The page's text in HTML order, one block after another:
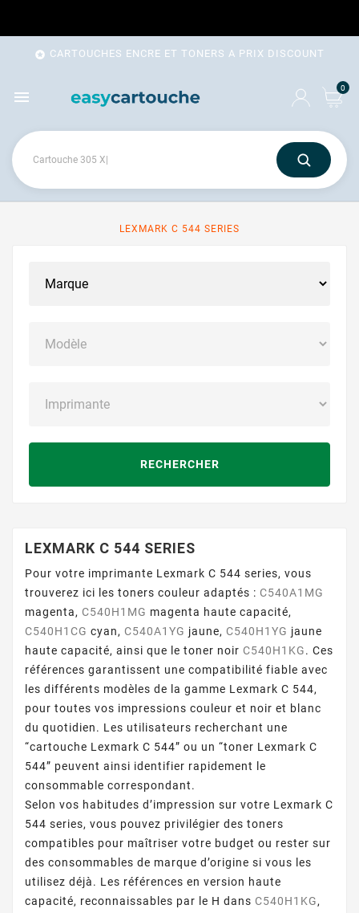
 CARTOUCHES ENCRE ET TONERS A PRIX DISCOUNT
 0
LEXMARK C 544 SERIES
RECHERCHER
LEXMARK C 544 SERIES
Pour votre imprimante Lexmark C 544 series, vous
trouverez ici les toners couleur adaptés : C540A1MG
magenta, C540H1MG magenta haute capacité,
C540H1CG cyan, C540A1YG jaune, C540H1YG jaune
haute capacité, ainsi que le toner noir C540H1KG. Ces
références garantissent une compatibilité fiable avec
les différents modèles de la gamme Lexmark C 544,
pour toutes vos impressions couleur et noir et blanc
du quotidien. Les utilisateurs recherchant une
“cartouche Lexmark C 544” ou un “toner Lexmark C
544” peuvent ainsi identifier rapidement le
consommable correspondant.
Selon vos habitudes d’impression sur votre Lexmark C
544 series, vous pouvez privilégier des toners
compatibles pour maîtriser votre budget ou rester sur
des consommables de marque d’origine si vous les
utilisez déjà. Les références en version haute
capacité, reconnaissables par le H dans C540H1KG,